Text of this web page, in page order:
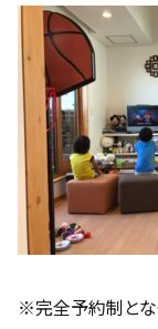
※完全予約制とな